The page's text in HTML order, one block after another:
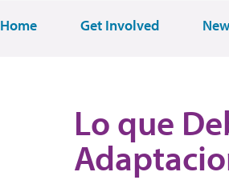
Home Get Involved
Lo que